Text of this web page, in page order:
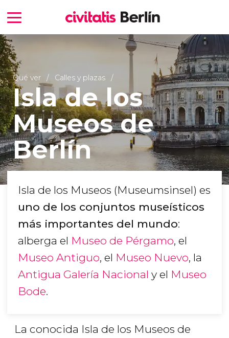
Qué ver Calles y plazas
Isla de los
Museos de
Berlín
Isla de los Museos (Museumsinsel) es
uno de los conjuntos museísticos
más importantes del mundo:
alberga el Museo de Pérgamo, el
Museo Antiguo, el Museo Nuevo, la
Antigua Galería Nacional y el Museo
Bode.
La conocida Isla de los Museos de